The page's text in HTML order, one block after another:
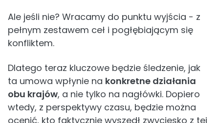
Ale jeśli nie? Wracamy do punktu wyjścia - z
pełnym zestawem ceł i pogłębiającym się
konfliktem.
Dlatego teraz kluczowe będzie śledzenie, jak
ta umowa wpłynie na konkretne działania
obu krajów, a nie tylko na nagłówki. Dopiero
wtedy, z perspektywy czasu, będzie można
ocenić, kto faktycznie wyszedł zwycięsko z tej